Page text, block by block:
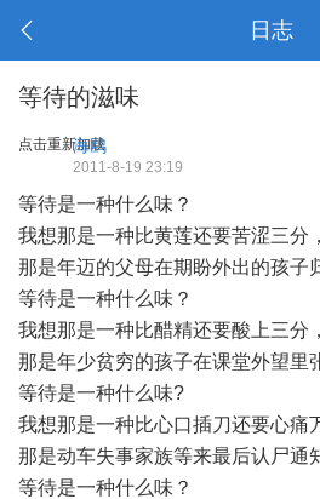
日志
等待的滋味
点击重新加载
海鸥
2011-8-19 23:19
等待是一种什么味？
我想那是一种比黄莲还要苦涩三分，
那是年迈的父母在期盼外出的孩子
等待是一种什么味？
我想那是一种比醋精还要酸上三分，
那是年少贫穷的孩子在课堂外望里
等待是一种什么味?
我想那是一种比心口插刀还要心痛
那是动车失事家族等来最后认尸通
等待是一种什么味？